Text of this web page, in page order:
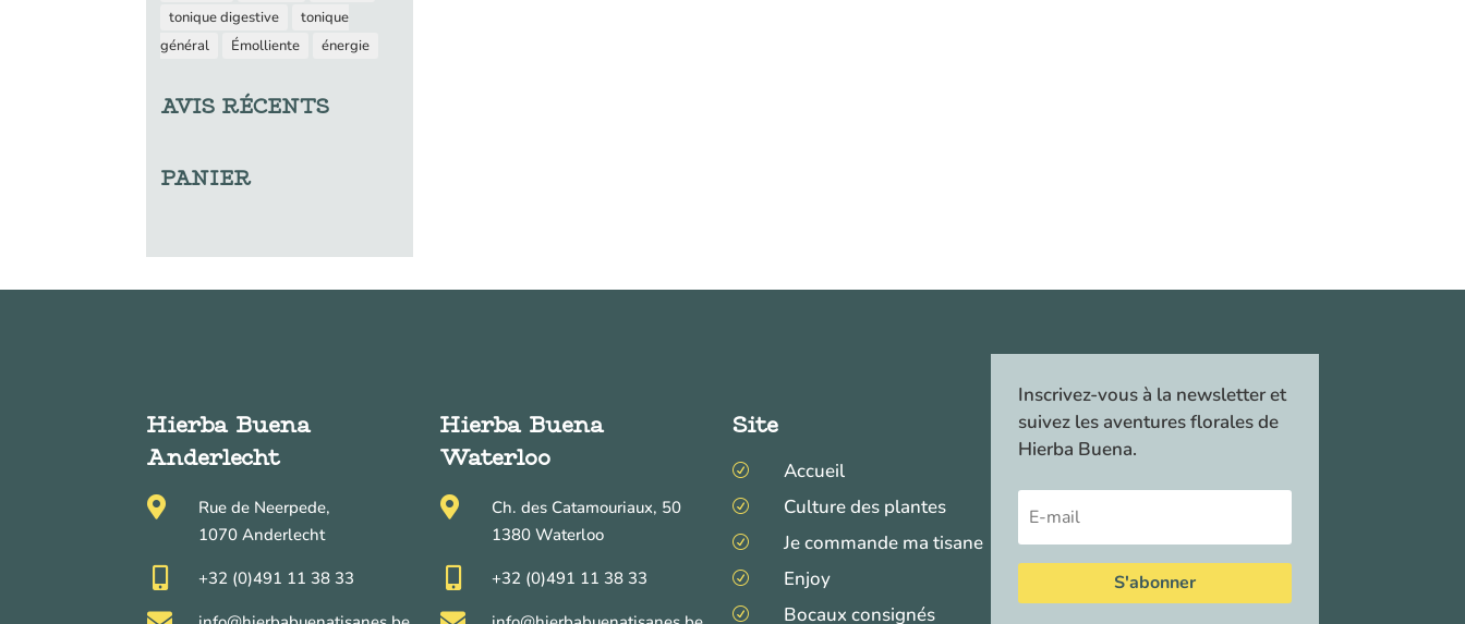
tonique digestive
tonique
général
Émolliente énergie
AVIS RÉCENTS
PANIER
Hierba Buena
Anderlecht

Rue de Neerpede,
1070 Anderlecht
 +32 (0)491 11 38 33
Hierba Buena
Waterloo

Ch. des Catamouriaux, 50
1380 Waterloo
 +32 (0)491 11 38 33
Site
R Accueil
R Culture des plantes
R Je commande ma tisane
R Enjoy
R Bocaux consignés
Inscrivez-vous à la newsletter et
suivez les aventures florales de
Hierba Buena.
S'abonner